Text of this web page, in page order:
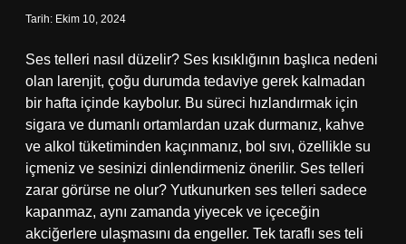
Tarih: Ekim 10, 2024
Ses telleri nasıl düzelir? Ses kısıklığının başlıca nedeni
olan larenjit, çoğu durumda tedaviye gerek kalmadan
bir hafta içinde kaybolur. Bu süreci hızlandırmak için
sigara ve dumanlı ortamlardan uzak durmanız, kahve
ve alkol tüketiminden kaçınmanız, bol sıvı, özellikle su
içmeniz ve sesinizi dinlendirmeniz önerilir. Ses telleri
zarar görürse ne olur? Yutkunurken ses telleri sadece
kapanmaz, aynı zamanda yiyecek ve içeceğin
akciğerlere ulaşmasını da engeller. Tek taraflı ses teli